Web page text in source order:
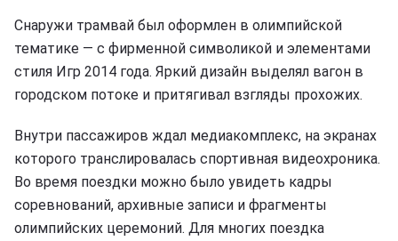
Снаружи трамвай был оформлен в олимпийской
тематике — с фирменной символикой и элементами
стиля Игр 2014 года. Яркий дизайн выделял вагон в
городском потоке и притягивал взгляды прохожих.
Внутри пассажиров ждал медиакомплекс, на экранах
которого транслировалась спортивная видеохроника.
Во время поездки можно было увидеть кадры
соревнований, архивные записи и фрагменты
олимпийских церемоний. Для многих поездка